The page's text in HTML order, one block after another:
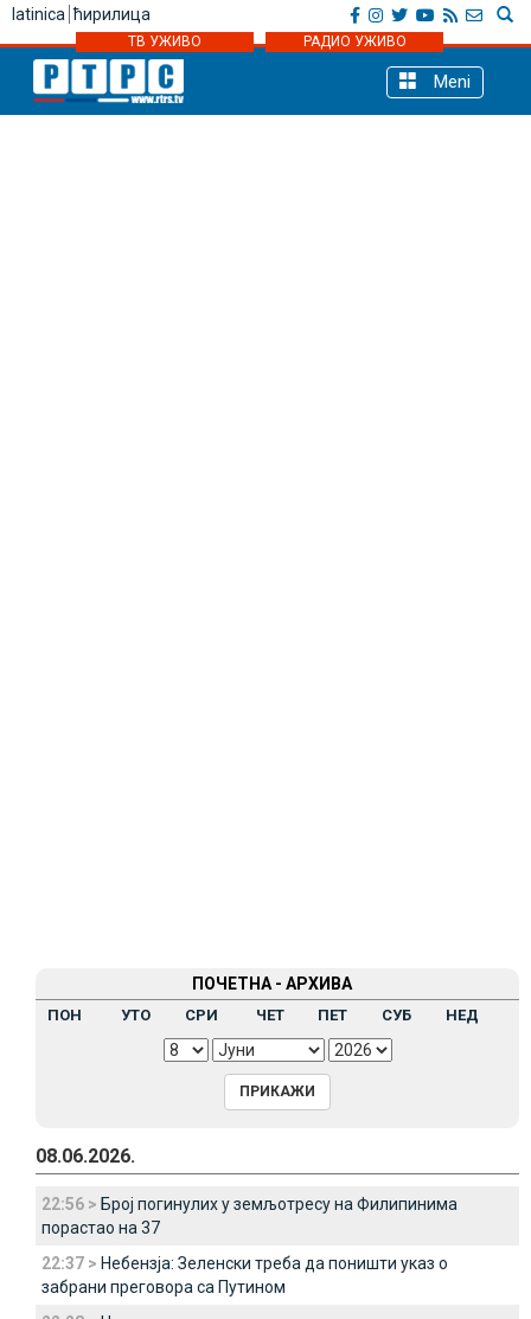
latinica ћирилица
ТВ УЖИВО РАДИО УЖИВО
Meni
ПОЧЕТНА - АРХИВА
ПОН УТО СРИ ЧЕТ ПЕТ СУБ НЕД
08.06.2026.
22:56 > Број погинулих у земљотресу на Филипинима
порастао на 37
22:37 > Небензја: Зеленски треба да поништи указ о
забрани преговора са Путином